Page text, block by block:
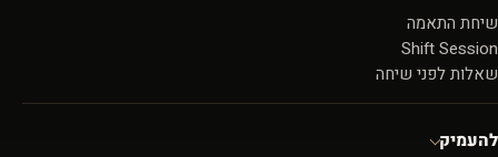
שיחת התאמה
Shift Session
שאלות לפני שיחה
להעמיק